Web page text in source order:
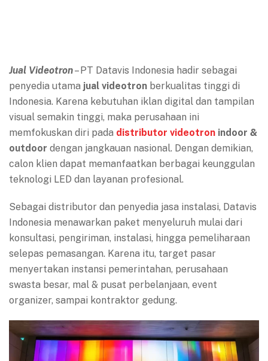
Jual Videotron– PT Datavis Indonesia hadir sebagai
penyedia utama jual videotron berkualitas tinggi di
Indonesia. Karena kebutuhan iklan digital dan tampilan
visual semakin tinggi, maka perusahaan ini
memfokuskan diri pada distributor videotron indoor &
outdoor dengan jangkauan nasional. Dengan demikian,
calon klien dapat memanfaatkan berbagai keunggulan
teknologi LED dan layanan profesional.
Sebagai distributor dan penyedia jasa instalasi, Datavis
Indonesia menawarkan paket menyeluruh mulai dari
konsultasi, pengiriman, instalasi, hingga pemeliharaan
selepas pemasangan. Karena itu, target pasar
menyertakan instansi pemerintahan, perusahaan
swasta besar, mal & pusat perbelanjaan, event
organizer, sampai kontraktor gedung.